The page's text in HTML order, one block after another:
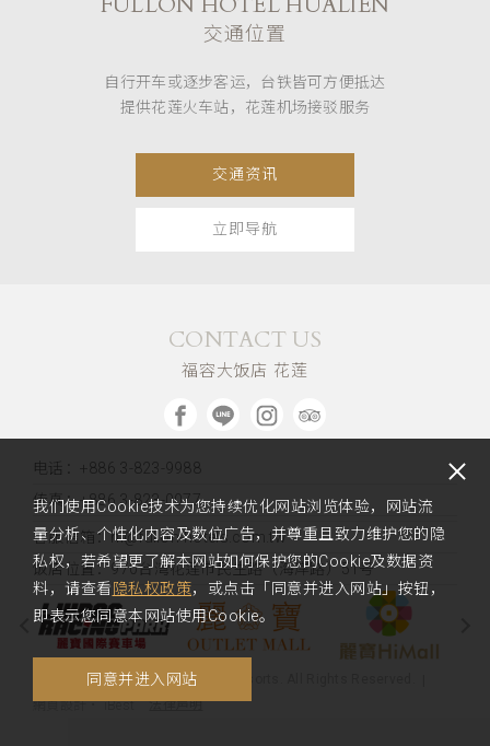
交通位置
自行开车或逐步客运，台铁皆可方便抵达
提供花莲火车站，花莲机场接驳服务
交通资讯
立即导航
CONTACT US
福容大饭店 花莲
电话：+886 3-823-9988
传真：+886 3-823-0077
客服信箱：hl@fullon-hotels.com.tw
饭店位置： 970台湾花莲市民生路（海岸路）51号
Copyright 2020 Fullon Hotels & Resorts. All Rights Reserved.
網頁設計‧iBest 法律声明
我们使用Cookie技术为您持续优化网站浏览体验，网站流
量分析、个性化内容及数位广告，并尊重且致力维护您的隐
私权，若希望更了解本网站如何保护您的Cookie及数据资
料，请查看 隐私权政策，或点击「同意并进入网站」按钮，
即表示您同意本网站使用Cookie。
同意并进入网站